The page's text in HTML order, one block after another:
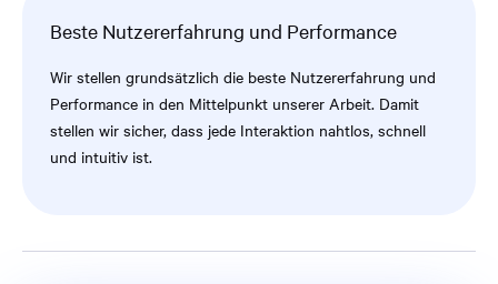
Beste Nutzererfahrung und Performance
Wir stellen grundsätzlich die beste Nutzererfahrung und
Performance in den Mittelpunkt unserer Arbeit. Damit
stellen wir sicher, dass jede Interaktion nahtlos, schnell
und intuitiv ist.